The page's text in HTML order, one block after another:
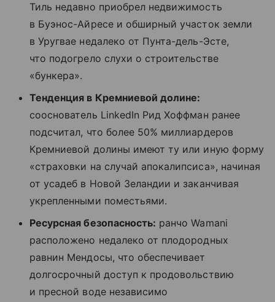
Тиль недавно приобрел недвижимость
в Буэнос-Айресе и обширный участок земли
в Уругвае недалеко от Пунта-дель-Эсте,
что подогрело слухи о строительстве
«бункера».
Тенденция в Кремниевой долине:
сооснователь LinkedIn Рид Хоффман ранее
подсчитал, что более 50% миллиардеров
Кремниевой долины имеют ту или иную форму
«страховки на случай апокалипсиса», начиная
от усадеб в Новой Зеландии и заканчивая
укрепленными поместьями.
Ресурсная безопасность: ранчо Wamani
расположено недалеко от плодородных
равнин Мендосы, что обеспечивает
долгосрочный доступ к продовольствию
и пресной воде независимо